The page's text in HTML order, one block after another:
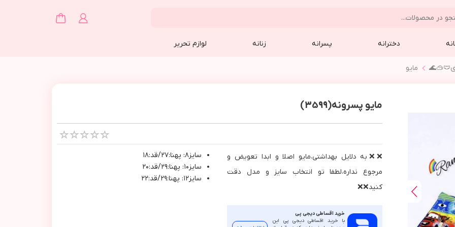
دخترانه پسرانه زنانه لوازم تحریر
مایو
مایو پسرونه(3599)
❌❌به دلايل بهداشتي،مايو اصلا و ابدا تعويض و
مرجوع نداره،لطفا تو انتخاب سايز و مدل دقت
كنيد❌❌
خرید اقساطی دیجی پی
با خرید اقساطی دیجی پی این
سايز٨: پهنا:٢٧/قد:١٨
سايز١٠: پهنا:٢٩/قد:٢٠
سايز١٢: پهنا:٢٩/قد:٢٢